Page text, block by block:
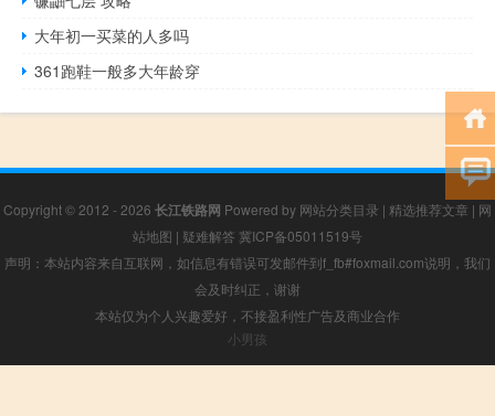
大年初一买菜的人多吗
361跑鞋一般多大年龄穿
Copyright © 2012 - 2026 长江铁路网 Powered by 网站分类目录 | 精选推荐文章 | 网
站地图 | 疑难解答 冀ICP备05011519号
声明：本站内容来自互联网，如信息有错误可发邮件到f_fb#foxmail.com说明，我们
会及时纠正，谢谢
本站仅为个人兴趣爱好，不接盈利性广告及商业合作
小男孩